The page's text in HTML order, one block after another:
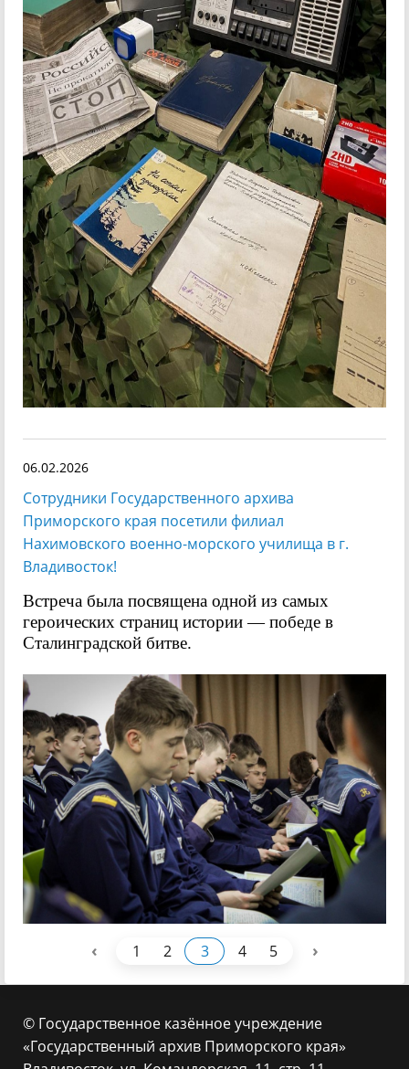
06.02.2026
Сотрудники Государственного архива
Приморского края посетили филиал
Нахимовского военно-морского училища в г.
Владивосток!
Встреча была посвящена одной из самых
героических страниц истории — победе в
Сталинградской битве.
‹ 1 2 3 4 5 ›
© Государственное казённое учреждение
«Государственный архив Приморского края»